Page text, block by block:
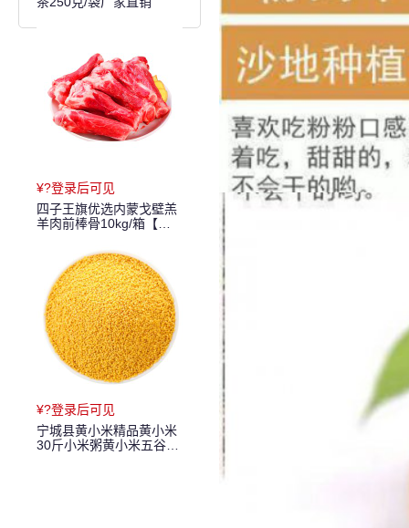
¥?登录后可见
四子王旗优选内蒙戈壁羔
羊肉前棒骨10kg/箱【包
¥?登录后可见
宁城县黄小米精品黄小米
30斤小米粥黄小米五谷杂